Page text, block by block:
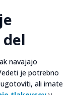
navajajo
je potrebno
ali imate